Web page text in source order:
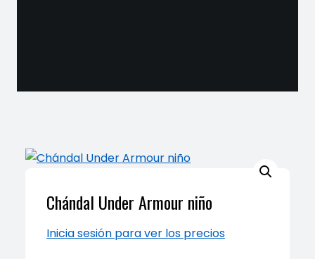
Chándal Under Armour niño
Inicia sesión para ver los precios